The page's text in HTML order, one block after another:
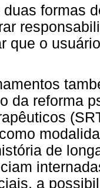
formas
que o
da reforma
de
a